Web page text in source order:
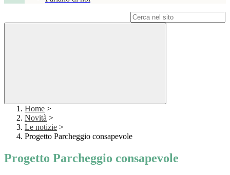
Home >
Novità >
Le notizie >
Progetto Parcheggio consapevole
Progetto Parcheggio consapevole